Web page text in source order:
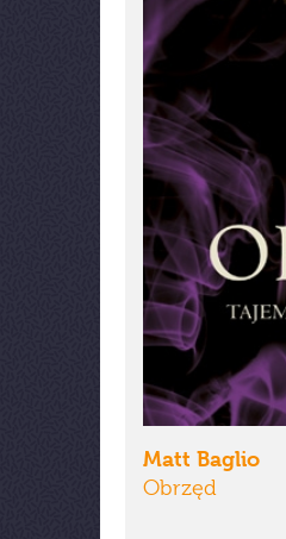
Matt Baglio
Obrzęd